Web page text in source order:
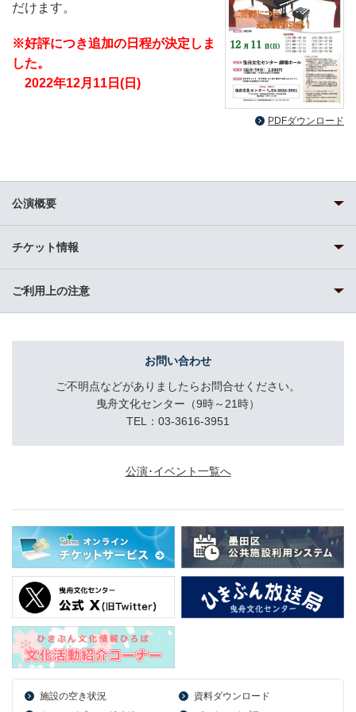
だけます。
※好評につき追加の日程が決定しま
した。
2022年12月11日(日)
PDFダウンロード
公演概要
チケット情報
ご利用上の注意
お問い合わせ
ご不明点などがありましたらお問合せください。
曳舟文化センター（9時～21時）
TEL：03-3616-3951
公演･イベント一覧へ
施設の空き状況
資料ダウンロード